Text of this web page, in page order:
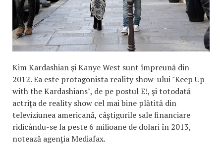
Kim Kardashian şi Kanye West sunt împreună din
2012. Ea este protagonista reality show-ului "Keep Up
with the Kardashians", de pe postul E!, și totodată
actriţa de reality show cel mai bine plătită din
televiziunea americană, câştigurile sale financiare
ridicându-se la peste 6 milioane de dolari în 2013,
notează agenția Mediafax.